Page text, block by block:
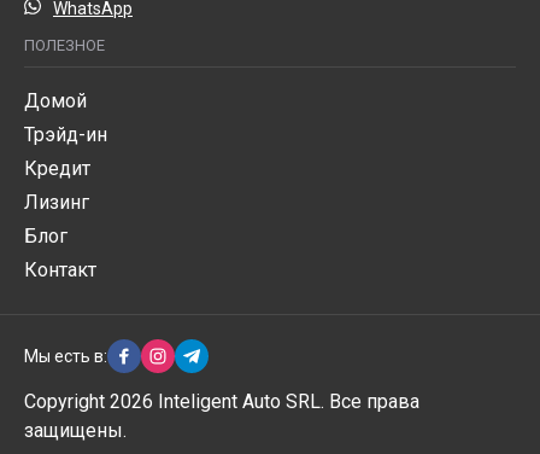
WhatsApp
ПОЛЕЗНОЕ
Домой
Трэйд-ин
Кредит
Лизинг
Блог
Контакт
Мы есть в:
Copyright 2026 Inteligent Auto SRL. Все права
защищены.